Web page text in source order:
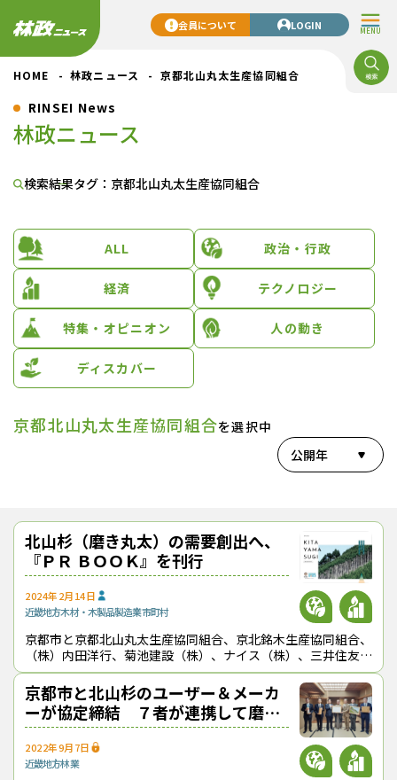
MENU
会員について LOGIN
HOME 林政ニュース 京都北山丸太生産協同組合
RINSEI News
林政ニュース
検索結果タグ：京都北山丸太生産協同組合
ALL 政治・行政
経済 テクノロジー
特集・オピニオン 人の動き
ディスカバー
京都北山丸太生産協同組合を選択中
公開年
北山杉（磨き丸太）の需要創出へ、
『ＰＲ ＢＯＯＫ』を刊行
2024年2月14日
近畿地方木材・木製品製造業市町村
京都市と京都北山丸太生産協同組合、京北銘木生産協同組合、
（株）内田洋行、菊池建設（株）、ナイス（株）、三井住友信
託銀行（株）の７者は、北山杉（磨き丸太）の最新活用事例な
どをまとめた『京都・北山杉 Ｐ
京都市と北山杉のユーザー＆メーカ
ーが協定締結 ７者が連携して磨き
丸太の需要拡大目指す
2022年9月7日
近畿地方林業